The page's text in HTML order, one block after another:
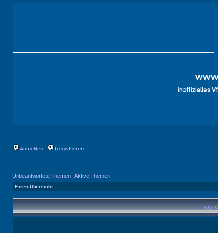
Anmelden Registrieren
Unbeantwortete Themen | Aktive Themen
Foren-Übersicht
vau-